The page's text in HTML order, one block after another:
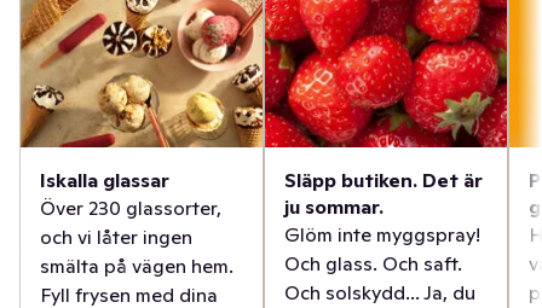
Iskalla glassar
Över 230 glassorter,
och vi låter ingen
smälta på vägen hem.
Fyll frysen med dina
Släpp butiken. Det är
ju sommar.
Glöm inte myggspray!
Och glass. Och saft.
Och solskydd... Ja, du